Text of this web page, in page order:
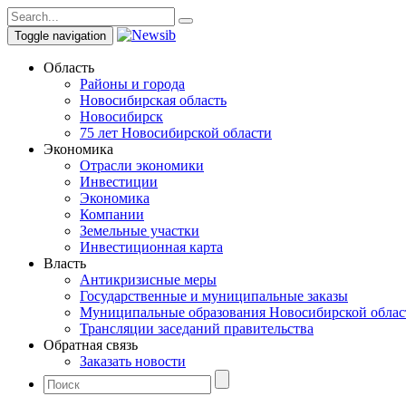
Toggle navigation
Область
Районы и города
Новосибирская область
Новосибирск
75 лет Новосибирской области
Экономика
Отрасли экономики
Инвестиции
Экономика
Компании
Земельные участки
Инвестиционная карта
Власть
Антикризисные меры
Государственные и муниципальные заказы
Муниципальные образования Новосибирской
Трансляции заседаний правительства
Обратная связь
Заказать новости